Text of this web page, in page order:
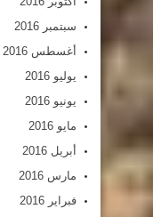
سبتمبر 2016
أغسطس 2016
يوليو 2016
يونيو 2016
مايو 2016
أبريل 2016
مارس 2016
فبراير 2016